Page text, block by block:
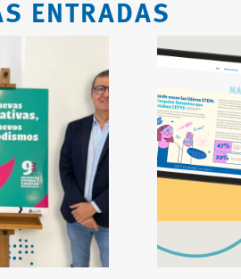
ENTRADAS